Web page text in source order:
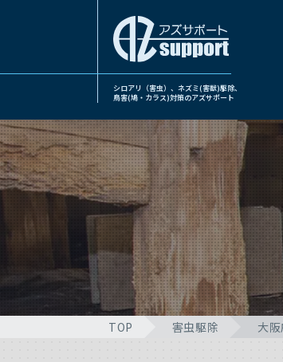
シロアリ（害虫）、ネズミ(害獣)駆除、
鳥害(鳩・カラス)対策のアズサポート
TOP 害虫駆除 大